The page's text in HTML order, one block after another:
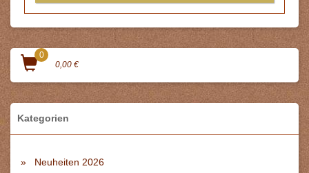
0
0,00 €
Kategorien
Neuheiten 2026